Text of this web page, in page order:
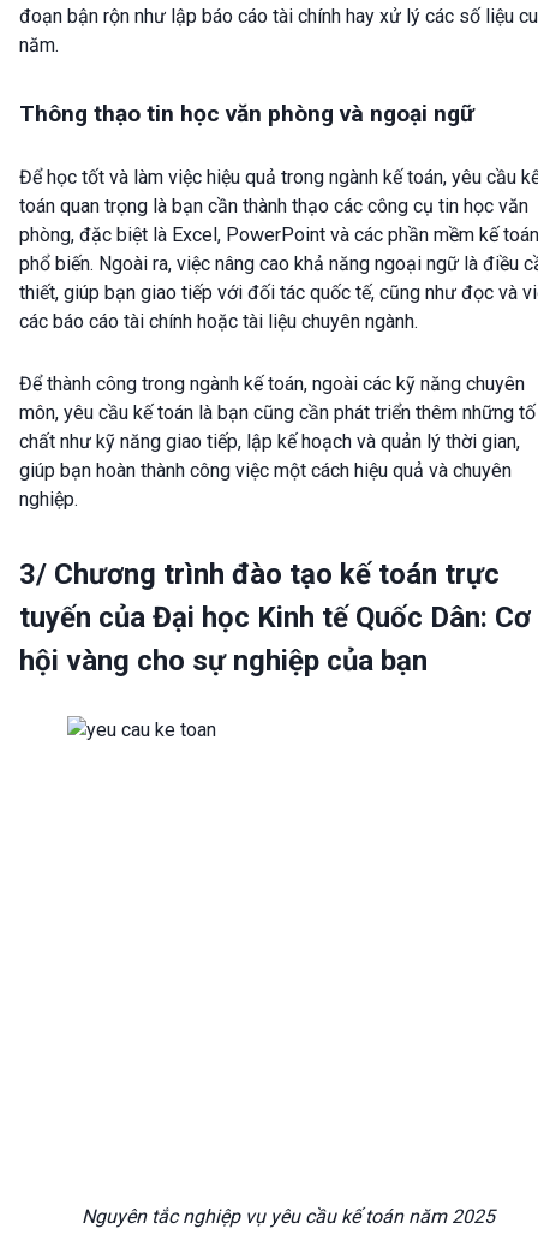
đoạn bận rộn như lập báo cáo tài chính hay xử lý các số liệu
năm.
Thông thạo tin học văn phòng và ngoại ngữ
Để học tốt và làm việc hiệu quả trong ngành kế toán, yêu cầu
toán quan trọng là bạn cần thành thạo các công cụ tin học văn
phòng, đặc biệt là Excel, PowerPoint và các phần mềm kế toán
phổ biến. Ngoài ra, việc nâng cao khả năng ngoại ngữ là điều
thiết, giúp bạn giao tiếp với đối tác quốc tế, cũng như đọc và
các báo cáo tài chính hoặc tài liệu chuyên ngành.
Để thành công trong ngành kế toán, ngoài các kỹ năng chuyên
môn, yêu cầu kế toán là bạn cũng cần phát triển thêm những tố
chất như kỹ năng giao tiếp, lập kế hoạch và quản lý thời gian,
giúp bạn hoàn thành công việc một cách hiệu quả và chuyên
nghiệp.
3/ Chương trình đào tạo kế toán trực
tuyến của Đại học Kinh tế Quốc Dân: Cơ
hội vàng cho sự nghiệp của bạn
Nguyên tắc nghiệp vụ yêu cầu kế toán năm 2025